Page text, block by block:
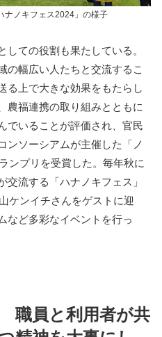
ナノキフェス2024」の様子
ての役割も果たしている。
の幅広い人たちと交流するこ
る上で大きな効果をもたらし
農福連携の取り組みとともに
でいることが評価され、官民
ンソーシアムが主催した「ノ
ンプリを受賞した。毎年秋に
流する「ハナノキフェス」
ケンイチさんをゲストに迎
など多彩なイベントを行っ
職員と利用者が共